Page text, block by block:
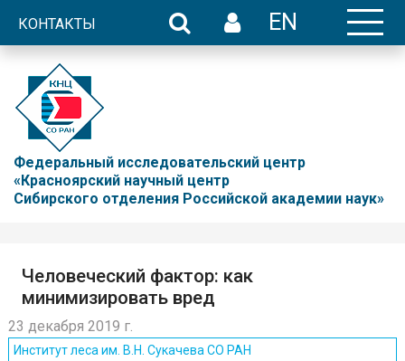
КОНТАКТЫ EN
Федеральный исследовательский центр
«Красноярский научный центр
Сибирского отделения Российской академии наук»
Человеческий фактор: как
минимизировать вред
23 декабря 2019 г.
Институт леса им. В.Н. Сукачева СО РАН